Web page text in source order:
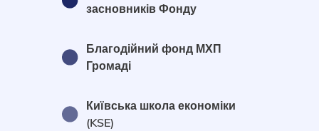
засновників Фонду
Благодійний фонд МХП
Громаді
Київська школа економіки
(KSE)